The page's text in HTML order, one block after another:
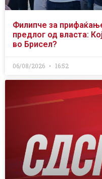
Филипче за
предлог од власта:
во Брисел?
06/08/2026 16:52